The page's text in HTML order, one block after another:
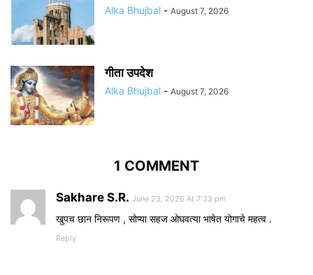
Alka Bhujbal - August 7, 2026
गीता उपदेश
Alka Bhujbal - August 7, 2026
1 COMMENT
Sakhare S.R. June 23, 2026 At 7:33 pm
खुपच छान निरूपण , सोप्या सहज ओघवत्या भाषेत योगाचे महत्व .
Reply